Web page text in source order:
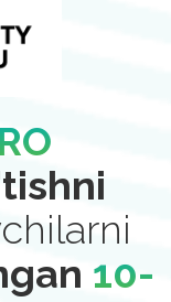
10-